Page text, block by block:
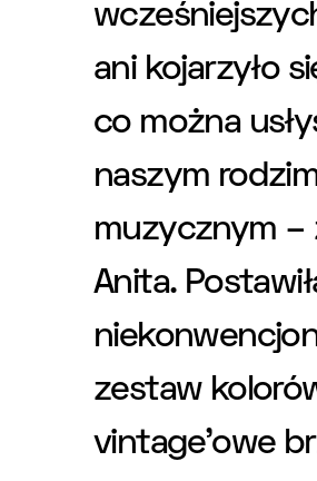
ani kojarzyło
co można
naszym
muzycznym –
Anita.
zestaw
vintage’owe